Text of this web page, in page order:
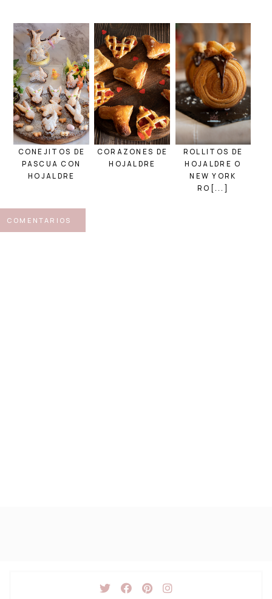
CONEJITOS DE
PASCUA CON
HOJALDRE
CORAZONES DE
HOJALDRE
ROLLITOS DE
HOJALDRE O
NEW YORK
RO[...]
COMENTARIOS